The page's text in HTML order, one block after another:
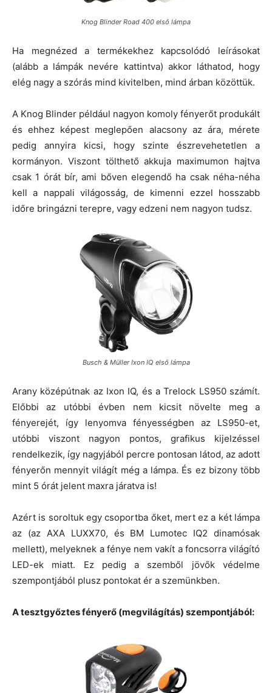
Knog Blinder Road 400 első lámpa
Ha megnézed a termékekhez kapcsolódó leírásokat
(alább a lámpák nevére kattintva) akkor láthatod, hogy
elég nagy a szórás mind kivitelben, mind árban közöttük.
A Knog Blinder például nagyon komoly fényerőt produkált
és ehhez képest meglepően alacsony az ára, mérete
pedig annyira kicsi, hogy szinte észrevehetetlen a
kormányon. Viszont tölthető akkuja maximumon hajtva
csak 1 órát bír, ami bőven elegendő ha csak néha-néha
kell a nappali világosság, de kimenni ezzel hosszabb
időre bringázni terepre, vagy edzeni nem nagyon tudsz.
Busch & Müller Ixon IQ első lámpa
Arany középútnak az Ixon IQ, és a Trelock LS950 számít.
Előbbi az utóbbi évben nem kicsit növelte meg a
fényerejét, így lenyomva fényességben az LS950-et,
utóbbi viszont nagyon pontos, grafikus kijelzéssel
rendelkezik, így nagyjából percre pontosan látod, az adott
fényerőn mennyit világít még a lámpa. És ez bizony több
mint 5 órát jelent maxra járatva is!
Azért is soroltuk egy csoportba őket, mert ez a két lámpa
az (az AXA LUXX70, és BM Lumotec IQ2 dinamósak
mellett), melyeknek a fénye nem vakít a foncsorra világító
LED-ek miatt. Ez pedig a szemből jövők védelme
szempontjából plusz pontokat ér a szemünkben.
A tesztgyőztes fényerő (megvilágítás) szempontjából: